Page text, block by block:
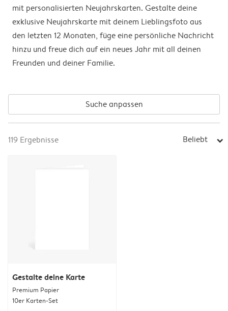
mit personalisierten Neujahrskarten. Gestalte deine
exklusive Neujahrskarte mit deinem Lieblingsfoto aus
den letzten 12 Monaten, füge eine persönliche Nachricht
hinzu und freue dich auf ein neues Jahr mit all deinen
Freunden und deiner Familie.
Suche anpassen
119 Ergebnisse Beliebt arrow_right
Gestalte deine Karte
Premium Papier
10er Karten-Set